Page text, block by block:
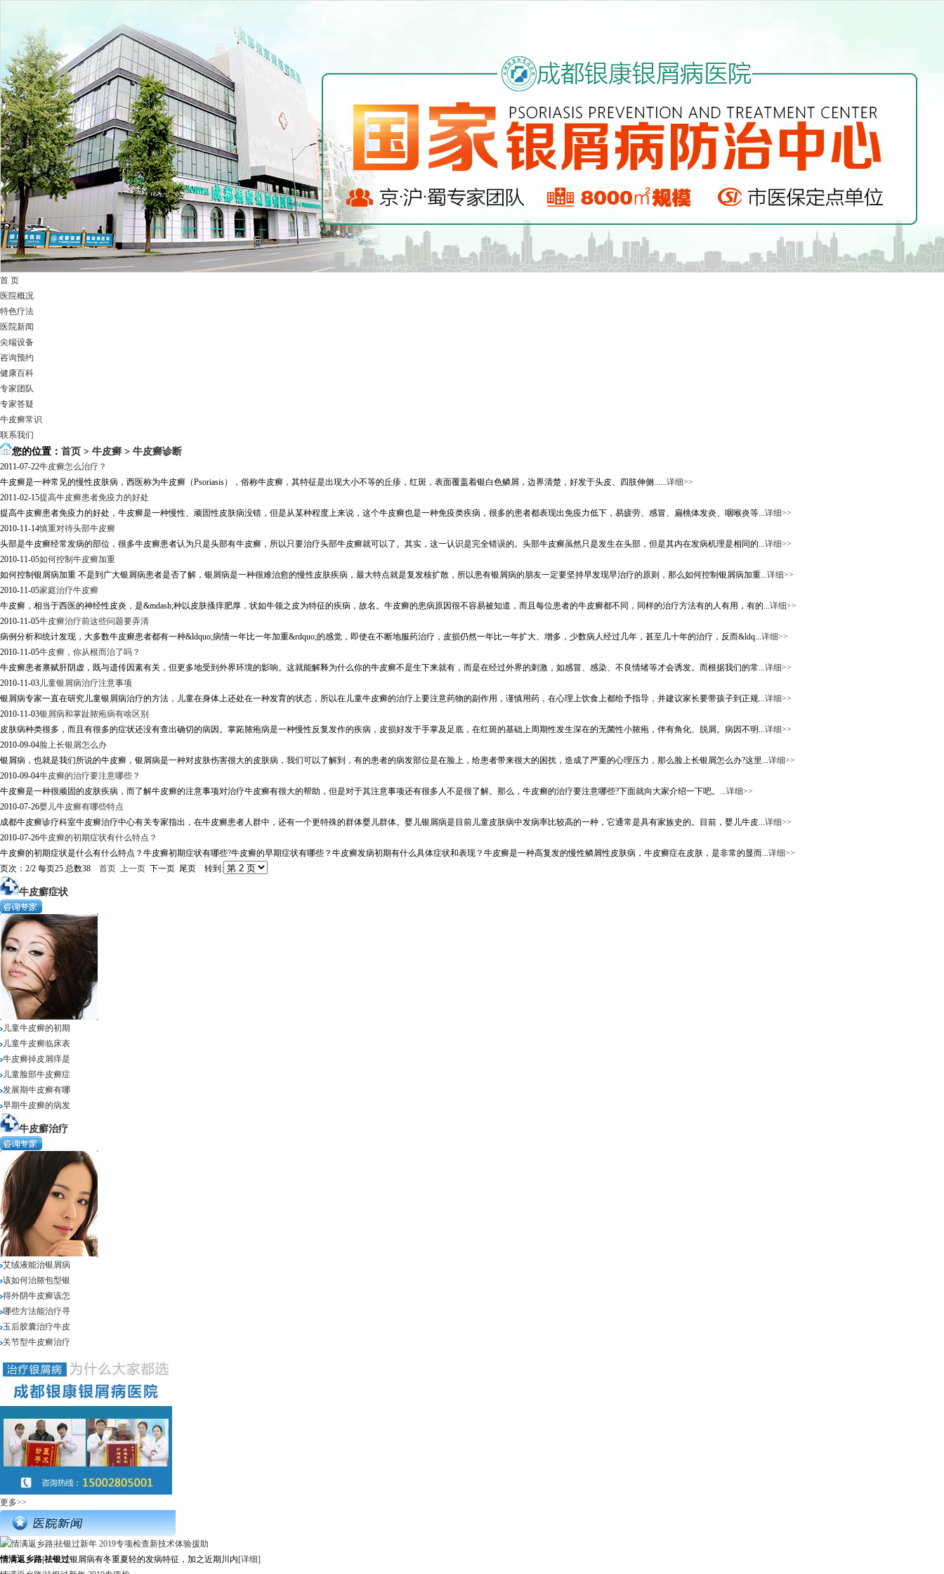
首 页
医院概况
特色疗法
医院新闻
尖端设备
咨询预约
健康百科
专家团队
专家答疑
牛皮癣常识
联系我们
您的位置： 首页 > 牛皮癣 > 牛皮癣诊断
2011-07-22牛皮癣怎么治疗？
牛皮癣是一种常见的慢性皮肤病，西医称为牛皮癣（Psoriasis），俗称牛皮癣，其特征是出现大小不等的丘疹，红斑，表面覆盖着银白色鳞屑，边界清楚，好发于头皮、四肢伸侧......详细>>
2011-02-15提高牛皮癣患者免疫力的好处
提高牛皮癣患者免疫力的好处，牛皮癣是一种慢性、顽固性皮肤病没错，但是从某种程度上来说，这个牛皮癣也是一种免疫类疾病，很多的患者都表现出免疫力低下，易疲劳、感冒、扁桃体发炎、咽喉炎等...详细>>
2010-11-14慎重对待头部牛皮癣
头部是牛皮癣经常发病的部位，很多牛皮癣患者认为只是头部有牛皮癣，所以只要治疗头部牛皮癣就可以了。其实，这一认识是完全错误的。头部牛皮癣虽然只是发生在头部，但是其内在发病机理是相同的...详细>>
2010-11-05如何控制牛皮癣加重
如何控制银屑病加重 不是到广大银屑病患者是否了解，银屑病是一种很难治愈的慢性皮肤疾病，最大特点就是复发核扩散，所以患有银屑病的朋友一定要坚持早发现早治疗的原则，那么如何控制银屑病加重...详细>>
2010-11-05家庭治疗牛皮癣
牛皮癣，相当于西医的神经性皮炎，是&mdash;种以皮肤搔痒肥厚，状如牛领之皮为特征的疾病，故名。牛皮癣的患病原因很不容易被知道，而且每位患者的牛皮癣都不同，同样的治疗方法有的人有用，有的...详细>>
2010-11-05牛皮癣治疗前这些问题要弄清
病例分析和统计发现，大多数牛皮癣患者都有一种&ldquo;病情一年比一年加重&rdquo;的感觉，即使在不断地服药治疗，皮损仍然一年比一年扩大、增多，少数病人经过几年，甚至几十年的治疗，反而&ldq...详细>>
2010-11-05牛皮癣，你从根而治了吗？
牛皮癣患者禀赋肝阴虚，既与遗传因素有关，但更多地受到外界环境的影响。这就能解释为什么你的牛皮癣不是生下来就有，而是在经过外界的刺激，如感冒、感染、不良情绪等才会诱发。而根据我们的常...详细>>
2010-11-03儿童银屑病治疗注意事项
银屑病专家一直在研究儿童银屑病治疗的方法，儿童在身体上还处在一种发育的状态，所以在儿童牛皮癣的治疗上要注意药物的副作用，谨慎用药，在心理上饮食上都给予指导，并建议家长要带孩子到正规...详细>>
2010-11-03银屑病和掌趾脓疱病有啥区别
皮肤病种类很多，而且有很多的症状还没有查出确切的病因。掌跖脓疱病是一种慢性反复发作的疾病，皮损好发于手掌及足底，在红斑的基础上周期性发生深在的无菌性小脓疱，伴有角化、脱屑。病因不明...详细>>
2010-09-04脸上长银屑怎么办
银屑病，也就是我们所说的牛皮癣，银屑病是一种对皮肤伤害很大的皮肤病，我们可以了解到，有的患者的病发部位是在脸上，给患者带来很大的困扰，造成了严重的心理压力，那么脸上长银屑怎么办?这里...详细>>
2010-09-04牛皮癣的治疗要注意哪些？
牛皮癣是一种很顽固的皮肤疾病，而了解牛皮癣的注意事项对治疗牛皮癣有很大的帮助，但是对于其注意事项还有很多人不是很了解。那么，牛皮癣的治疗要注意哪些?下面就向大家介绍一下吧。...详细>>
2010-07-26婴儿牛皮癣有哪些特点
成都牛皮癣诊疗科室牛皮癣治疗中心有关专家指出，在牛皮癣患者人群中，还有一个更特殊的群体婴儿群体。婴儿银屑病是目前儿童皮肤病中发病率比较高的一种，它通常是具有家族史的。目前，婴儿牛皮...详细>>
2010-07-26牛皮癣的初期症状有什么特点？
牛皮癣的初期症状是什么有什么特点？牛皮癣初期症状有哪些?牛皮癣的早期症状有哪些？牛皮癣发病初期有什么具体症状和表现？牛皮癣是一种高复发的慢性鳞屑性皮肤病，牛皮癣症在皮肤，是非常的显而...详细>>
页次：2/2 每页25 总数38 首页 上一页 下一页 尾页 转到:
牛皮癬症状
儿童牛皮癣的初期
儿童牛皮癣临床表
牛皮癣掉皮屑痒是
儿童脸部牛皮癣症
发展期牛皮癣有哪
早期牛皮癣的病发
牛皮癬治疗
艾绒液能治银屑病
该如何治脓包型银
得外阴牛皮癣该怎
哪些方法能治疗寻
玉后胶囊治疗牛皮
关节型牛皮癣治疗
更多>>
情满返乡路|祛银过银屑病有冬重夏轻的发病特征，加之近期川内[详细]